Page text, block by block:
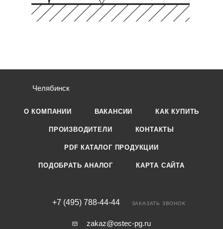
Челябинск
О КОМПАНИИ ВАКАНСИИ КАК КУПИТЬ
ПРОИЗВОДИТЕЛИ КОНТАКТЫ
PDF КАТАЛОГ ПРОДУКЦИИ
ПОДОБРАТЬ АНАЛОГ КАРТА САЙТА
+7 (495) 788-44-44 ЗАКАЗАТЬ ЗВОНОК
zakaz@ostec-pg.ru